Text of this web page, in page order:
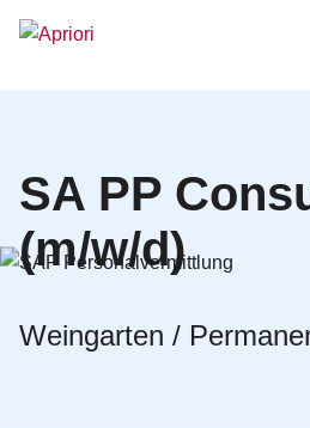
SA PP
(m/w/d)
Weingarten /